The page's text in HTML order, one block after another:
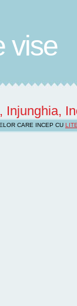
vise
Injunghia,
CARE INCEP CU